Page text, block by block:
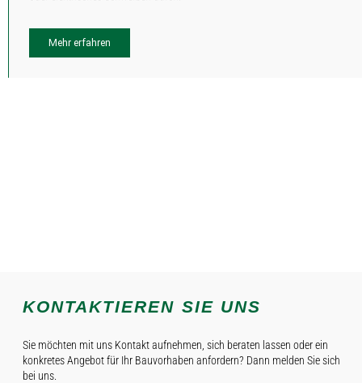
Mehr erfahren
KONTAKTIEREN SIE UNS
Sie möchten mit uns Kontakt aufnehmen, sich beraten lassen oder ein
konkretes Angebot für Ihr Bauvorhaben anfordern? Dann melden Sie sich
bei uns.